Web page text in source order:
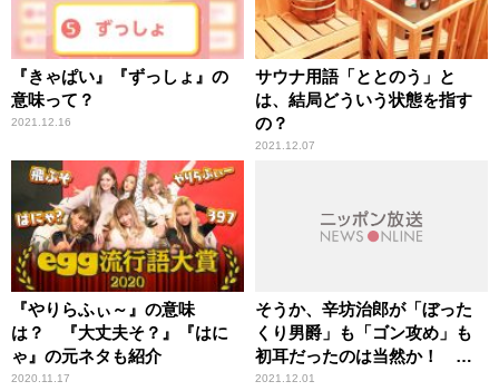
『きゃぱい』『ずっしょ』の
意味って？
2021.12.16
サウナ用語「ととのう」と
は、結局どういう状態を指す
の？
2021.12.07
『やりらふぃ～』の意味
は？ 『大丈夫そ？』『はに
ゃ』の元ネタも紹介
2020.11.17
そうか、辛坊治郎が「ぼった
くり男爵」も「ゴン攻め」も
初耳だったのは当然か！ ～
新語・流行語大賞 発表
2021.12.01